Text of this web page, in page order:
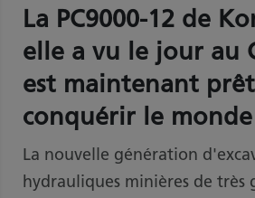
La PC9000-12 de
elle a vu le jour au
est maintenant
conquérir le monde
La nouvelle génération
hydrauliques minières de très